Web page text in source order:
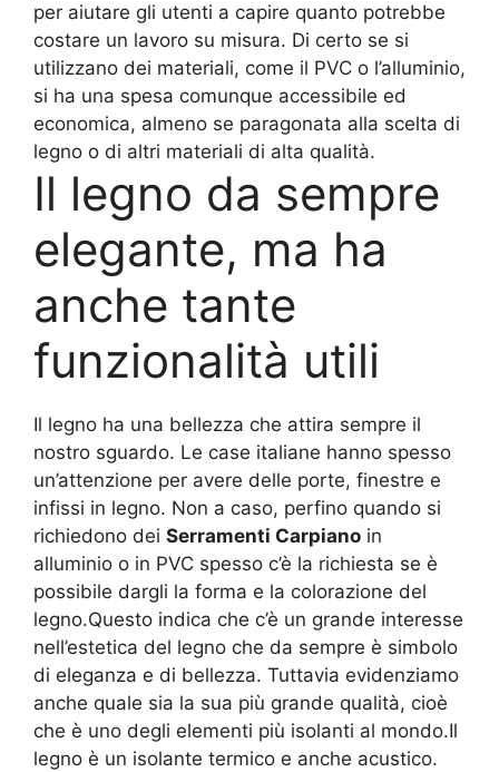
per aiutare gli utenti a capire quanto potrebbe
costare un lavoro su misura. Di certo se si
utilizzano dei materiali, come il PVC o l’alluminio,
si ha una spesa comunque accessibile ed
economica, almeno se paragonata alla scelta di
legno o di altri materiali di alta qualità.
Il legno da sempre
elegante, ma ha
anche tante
funzionalità utili
Il legno ha una bellezza che attira sempre il
nostro sguardo. Le case italiane hanno spesso
un’attenzione per avere delle porte, finestre e
infissi in legno. Non a caso, perfino quando si
richiedono dei Serramenti Carpiano in
alluminio o in PVC spesso c’è la richiesta se è
possibile dargli la forma e la colorazione del
legno.Questo indica che c’è un grande interesse
nell’estetica del legno che da sempre è simbolo
di eleganza e di bellezza. Tuttavia evidenziamo
anche quale sia la sua più grande qualità, cioè
che è uno degli elementi più isolanti al mondo.Il
legno è un isolante termico e anche acustico.